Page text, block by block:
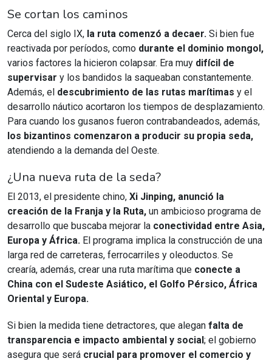
Se cortan los caminos
Cerca del siglo IX, la ruta comenzó a decaer. Si bien fue
reactivada por períodos, como durante el dominio mongol,
varios factores la hicieron colapsar. Era muy difícil de
supervisar y los bandidos la saqueaban constantemente.
Además, el descubrimiento de las rutas marítimas y el
desarrollo náutico acortaron los tiempos de desplazamiento.
Para cuando los gusanos fueron contrabandeados, además,
los bizantinos comenzaron a producir su propia seda,
atendiendo a la demanda del Oeste.
¿Una nueva ruta de la seda?
El 2013, el presidente chino, Xi Jinping, anunció la
creación de la Franja y la Ruta, un ambicioso programa de
desarrollo que buscaba mejorar la conectividad entre Asia,
Europa y África. El programa implica la construcción de una
larga red de carreteras, ferrocarriles y oleoductos. Se
crearía, además, crear una ruta marítima que conecte a
China con el Sudeste Asiático, el Golfo Pérsico, África
Oriental y Europa.
Si bien la medida tiene detractores, que alegan falta de
transparencia e impacto ambiental y social; el gobierno
asegura que será crucial para promover el comercio y